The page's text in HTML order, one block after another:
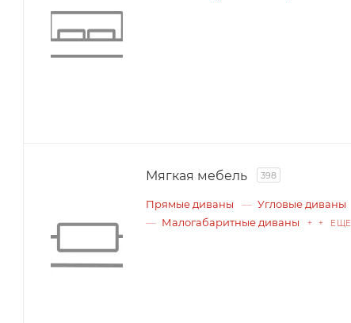
Мягкая мебель 398
Прямые диваны
Угловые диваны
Малогабаритные диваны
+ + ЕЩЕ